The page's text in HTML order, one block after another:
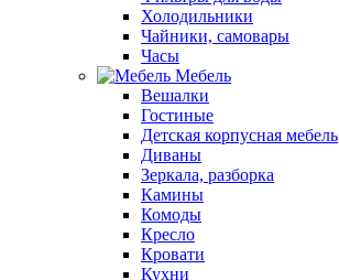
Холодильники
Чайники, самовары
Часы
Мебель
Вешалки
Гостиные
Детская корпусная мебель
Диваны
Зеркала, разборка
Камины
Комоды
Кресло
Кровати
Кухни